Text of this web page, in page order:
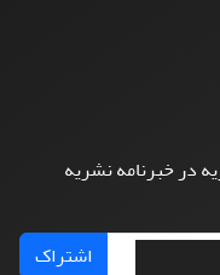
در خبرنامه نشریه
اشتراک